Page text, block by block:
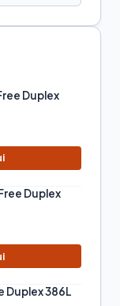
Duplex
Duplex
Duplex 386L